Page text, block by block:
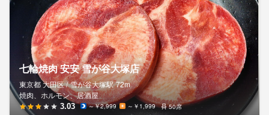
七輪焼肉 安安 雪が谷大塚店
東京都 大田区 / 雪が谷大塚駅 72m
焼肉、ホルモン、居酒屋
3.03 ～￥2,999 ～￥1,999 50席
身に付くスキル
包丁さばき 盛り付け技術 高級食材の知識 ワインの知識
日本酒の知識
焼酎の知識
ウイスキーの知識 肉の知識 魚の知識 野菜の知識
食器の知識
サービスマナー
出店開業ノウハウ 店舗運営
メニュー開発
仕入れ・食材の目利き
求める人物像